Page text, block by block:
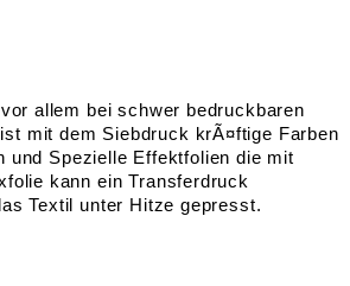
allem bei schwer bedruckbaren
mit dem Siebdruck krÃ¤ftige Farben
und Spezielle Effektfolien die mit
kann ein Transferdruck
Textil unter Hitze gepresst.